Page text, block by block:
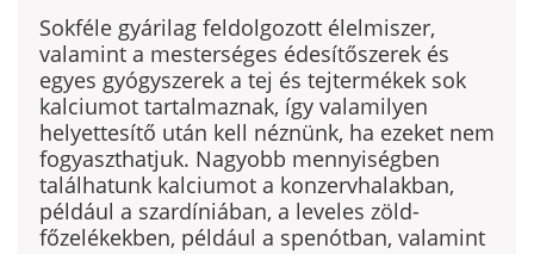
Sokféle gyárilag feldolgozott élelmiszer,
valamint a mesterséges édesítőszerek és
egyes gyógyszerek a tej és tejtermékek sok
kalci­umot tartalmaznak, így vala­milyen
helyettesítő után kell néznünk, ha ezeket nem
fogyaszthatjuk. Nagyobb mennyi­ségben
találhatunk kalciumot a konzervhalakban,
például a szardíniában, a leveles zöld­
főzelékekben, például a spenót­ban, valamint